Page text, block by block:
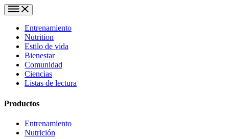
Entrenamiento
Nutrition
Estilo de vida
Bienestar
Comunidad
Ciencias
Listas de lectura
Productos
Entrenamiento
Nutrición